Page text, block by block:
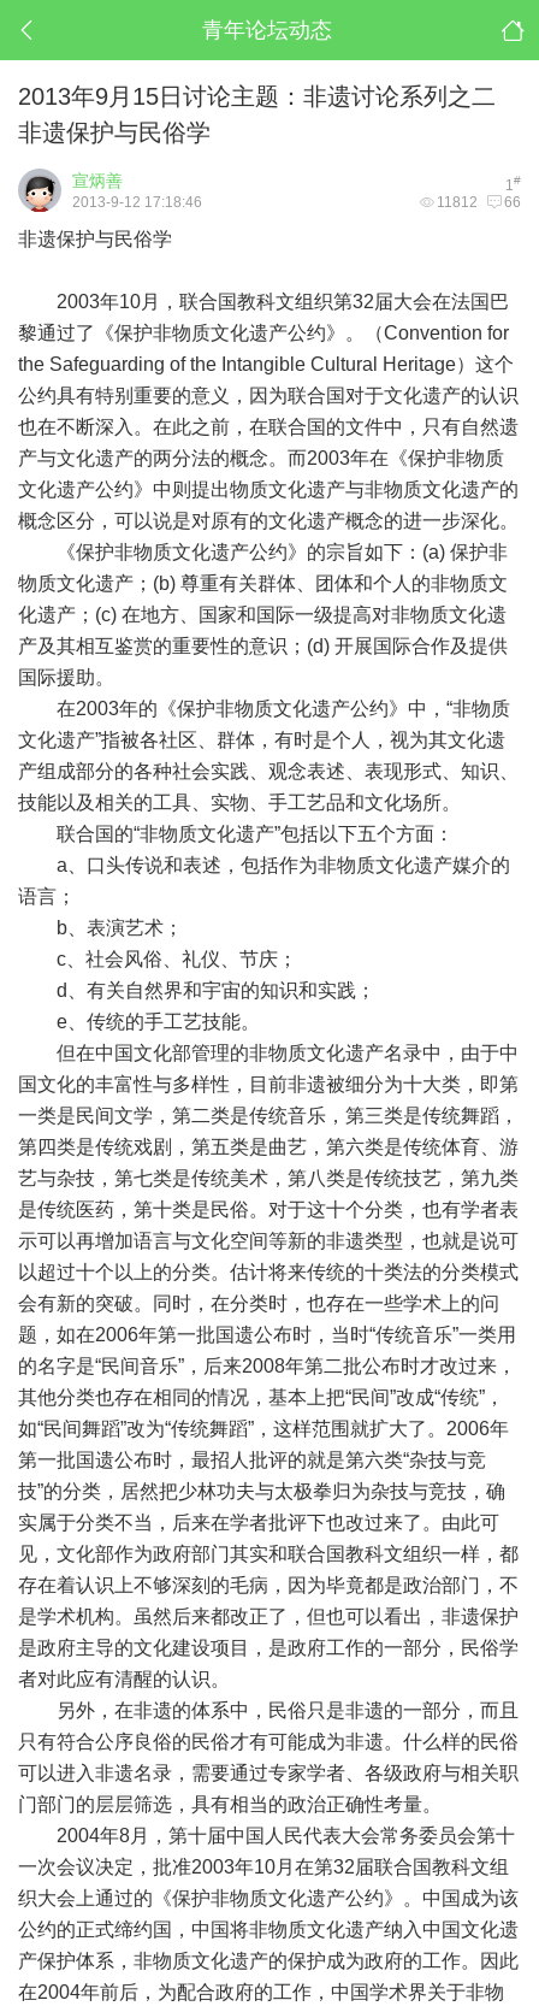
青年论坛动态
2013年9月15日讨论主题：非遗讨论系列之二
非遗保护与民俗学
1#
宣炳善
11812 66
2013-9-12 17:18:46
非遗保护与民俗学
2003年10月，联合国教科文组织第32届大会在法国巴
黎通过了《保护非物质文化遗产公约》。（Convention for
the Safeguarding of the Intangible Cultural Heritage）这个
公约具有特别重要的意义，因为联合国对于文化遗产的认识
也在不断深入。在此之前，在联合国的文件中，只有自然遗
产与文化遗产的两分法的概念。而2003年在《保护非物质
文化遗产公约》中则提出物质文化遗产与非物质文化遗产的
概念区分，可以说是对原有的文化遗产概念的进一步深化。
《保护非物质文化遗产公约》的宗旨如下：(a) 保护非
物质文化遗产；(b) 尊重有关群体、团体和个人的非物质文
化遗产；(c) 在地方、国家和国际一级提高对非物质文化遗
产及其相互鉴赏的重要性的意识；(d) 开展国际合作及提供
国际援助。
在2003年的《保护非物质文化遗产公约》中，“非物质
文化遗产”指被各社区、群体，有时是个人，视为其文化遗
产组成部分的各种社会实践、观念表述、表现形式、知识、
技能以及相关的工具、实物、手工艺品和文化场所。
联合国的“非物质文化遗产”包括以下五个方面：
a、口头传说和表述，包括作为非物质文化遗产媒介的
语言；
b、表演艺术；
c、社会风俗、礼仪、节庆；
d、有关自然界和宇宙的知识和实践；
e、传统的手工艺技能。
但在中国文化部管理的非物质文化遗产名录中，由于中
国文化的丰富性与多样性，目前非遗被细分为十大类，即第
一类是民间文学，第二类是传统音乐，第三类是传统舞蹈，
第四类是传统戏剧，第五类是曲艺，第六类是传统体育、游
艺与杂技，第七类是传统美术，第八类是传统技艺，第九类
是传统医药，第十类是民俗。对于这十个分类，也有学者表
示可以再增加语言与文化空间等新的非遗类型，也就是说可
以超过十个以上的分类。估计将来传统的十类法的分类模式
会有新的突破。同时，在分类时，也存在一些学术上的问
题，如在2006年第一批国遗公布时，当时“传统音乐”一类用
的名字是“民间音乐”，后来2008年第二批公布时才改过来，
其他分类也存在相同的情况，基本上把“民间”改成“传统”，
如“民间舞蹈”改为“传统舞蹈”，这样范围就扩大了。2006年
第一批国遗公布时，最招人批评的就是第六类“杂技与竞
技”的分类，居然把少林功夫与太极拳归为杂技与竞技，确
实属于分类不当，后来在学者批评下也改过来了。由此可
见，文化部作为政府部门其实和联合国教科文组织一样，都
存在着认识上不够深刻的毛病，因为毕竟都是政治部门，不
是学术机构。虽然后来都改正了，但也可以看出，非遗保护
是政府主导的文化建设项目，是政府工作的一部分，民俗学
者对此应有清醒的认识。
另外，在非遗的体系中，民俗只是非遗的一部分，而且
只有符合公序良俗的民俗才有可能成为非遗。什么样的民俗
可以进入非遗名录，需要通过专家学者、各级政府与相关职
门部门的层层筛选，具有相当的政治正确性考量。
2004年8月，第十届中国人民代表大会常务委员会第十
一次会议决定，批准2003年10月在第32届联合国教科文组
织大会上通过的《保护非物质文化遗产公约》。中国成为该
公约的正式缔约国，中国将非物质文化遗产纳入中国文化遗
产保护体系，非物质文化遗产的保护成为政府的工作。因此
在2004年前后，为配合政府的工作，中国学术界关于非物